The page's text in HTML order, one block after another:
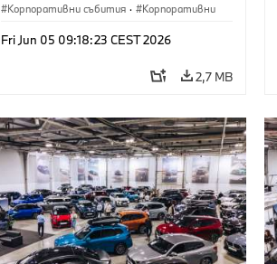
Корпоративни събития · Корпоративни
Fri Jun 05 09:18:23 CEST 2026
2,7 MB